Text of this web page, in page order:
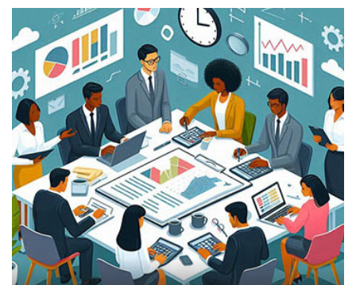
viết